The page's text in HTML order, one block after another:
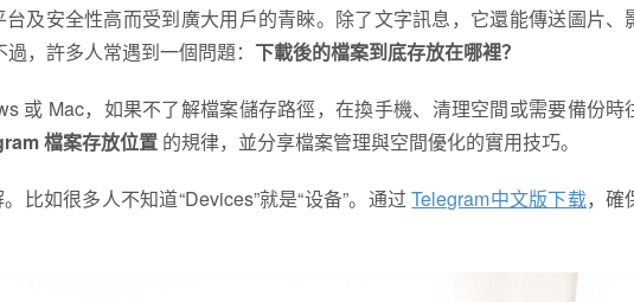
及安全性高而受到廣大用戶的青睞。除了文字訊息，它還能傳送圖片、
，許多人常遇到一個問題： 下載後的檔案到底存放在哪裡？
或 Mac，如果不了解檔案儲存路徑，在換手機、清理空間或需要備份時
檔案存放位置 的規律，並分享檔案管理與空間優化的實用技巧。
比如很多人不知道“Devices”就是“设备”。通过Telegram中文版下载，確